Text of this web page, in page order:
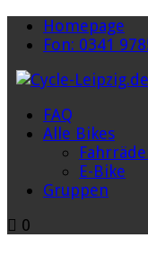
Homepage
Fon: 0341
FAQ
Alle Bikes
E-Bike
Gruppen
0